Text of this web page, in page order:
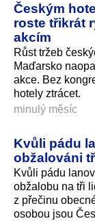
Českým
roste třikrát
akcím
Růst tržeb
Maďarsko
akce. Bez
hotely ztrácet.
minulý měsíc
Kvůli pádu
obžalováni
Kvůli pádu
obžalobu na tři
z přečinu
osobou jsou